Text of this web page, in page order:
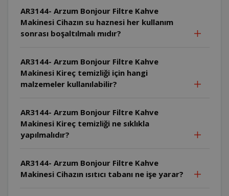
AR3144- Arzum Bonjour Filtre Kahve
Makinesi Cihazın su haznesi her kullanım
sonrası boşaltılmalı mıdır?
AR3144- Arzum Bonjour Filtre Kahve
Makinesi Kireç temizliği için hangi
malzemeler kullanılabilir?
AR3144- Arzum Bonjour Filtre Kahve
Makinesi Kireç temizliği ne sıklıkla
yapılmalıdır?
AR3144- Arzum Bonjour Filtre Kahve
Makinesi Cihazın ısıtıcı tabanı ne işe yarar?